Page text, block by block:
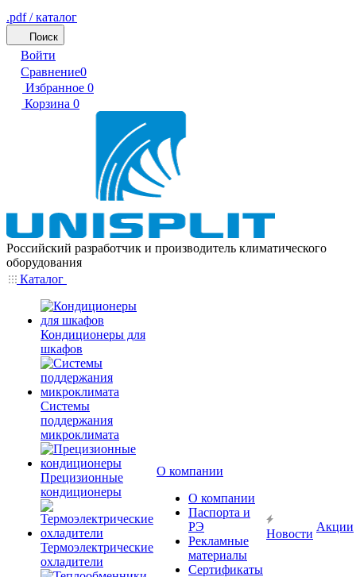
.pdf / каталог
Поиск
Войти
Сравнение0
Избранное 0
Корзина 0
Российский разработчик и производитель климатического
оборудования
Каталог
Кондиционеры для
шкафов
Системы
поддержания
микроклимата
Прецизионные
кондиционеры
Термоэлектрические
охладители
О компании
О компании
Паспорта и
РЭ
Рекламные
материалы
Сертификаты
Новости
Акции